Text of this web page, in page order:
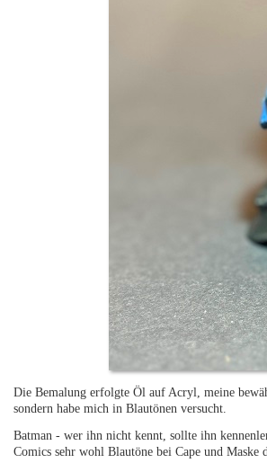
Die Bemalung erfolgte Öl auf Acryl, meine
sondern habe mich in Blautönen versucht.
Batman - wer ihn nicht kennt, sollte ihn
Comics sehr wohl Blautöne bei Cape und